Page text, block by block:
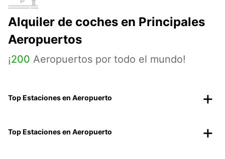
Alquiler de coches en Principales
Aeropuertos
¡200 Aeropuertos por todo el mundo!
Top Estaciones en Aeropuerto
Top Estaciones en Aeropuerto